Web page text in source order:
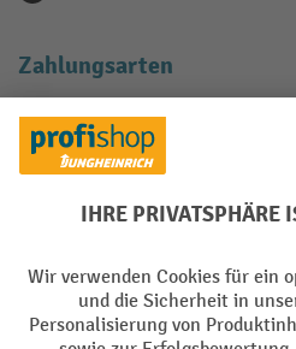
Zahlungsarten
Creditcard (Master)
Facebook
YouTube
LinkedIn
Instagram